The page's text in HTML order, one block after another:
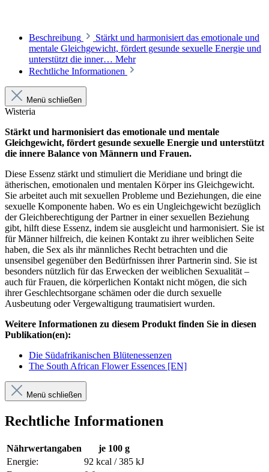
Beschreibung
Stärkt und harmonisiert das emotionale und
mentale Gleichgewicht, fördert gesunde sexuelle Energie und
unterstützt die inner… Mehr
Rechtliche Informationen
Menü schließen
Wisteria
Stärkt und harmonisiert das emotionale und mentale
Gleichgewicht, fördert gesunde sexuelle Energie und unterstützt
die innere Balance von Männern und Frauen.
Diese Essenz stärkt und stimuliert die Meridiane und bringt die
ätherischen, emotionalen und mentalen Körper ins Gleichgewicht.
Sie arbeitet auch mit sexuellen Probleme und Beziehungen, die eine
sexuelle Komponente haben. Wo es ein Ungleichgewicht bezüglich
der Gleichberechtigung der Partner in einer sexuellen Beziehung
gibt, hilft diese Essenz, indem sie ausgleicht und harmonisiert. Sie ist
für Männer hilfreich, die keinen Kontakt zu ihrer weiblichen Seite
haben, die Sex als ihr männliches Recht betrachten und die
unsensibel gegenüber den Bedürfnissen ihrer Partnerin sind. Sie ist
besonders nützlich für das Erwecken der weiblichen Sexualität –
auch für Frauen, die körperlichen Kontakt nicht mögen, die sich
ihrer Geschlechtsorgane schämen oder die durch sexuelle
Ausbeutung oder Vergewaltigung traumatisiert wurden.
Weitere Informationen zu diesem Produkt finden Sie in diesen
Publikation(en):
Die Südafrikanischen Blütenessenzen
The South African Flower Essences [EN]
Menü schließen
Rechtliche Informationen
Nährwertangaben
je 100 g
Energie:
92 kcal / 385 kJ